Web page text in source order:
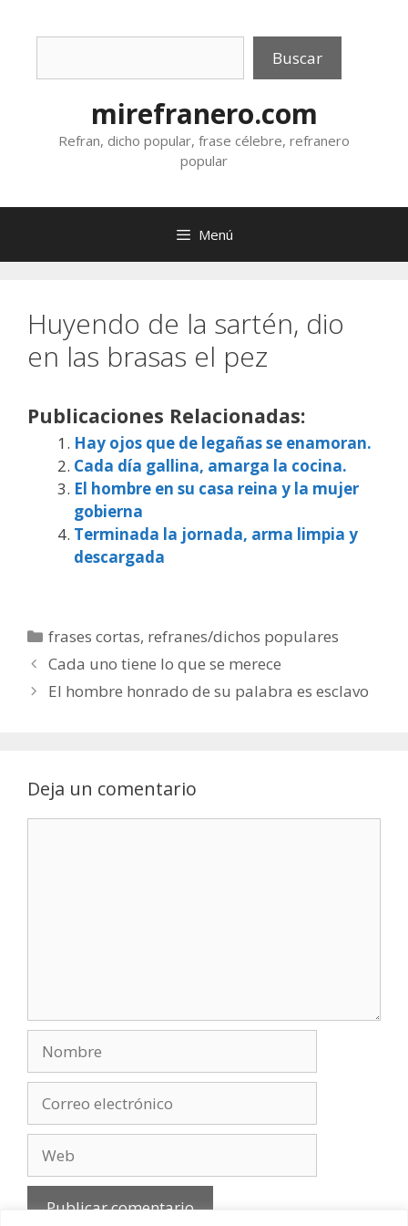
Buscar
mirefranero.com
Refran, dicho popular, frase célebre, refranero
popular
Menú
Huyendo de la sartén, dio
en las brasas el pez
Publicaciones Relacionadas:
Hay ojos que de legañas se enamoran.
Cada día gallina, amarga la cocina.
El hombre en su casa reina y la mujer
gobierna
Terminada la jornada, arma limpia y
descargada
Categorías
frases cortas, refranes/dichos populares
Cada uno tiene lo que se merece
El hombre honrado de su palabra es esclavo
Deja un comentario
electrónico